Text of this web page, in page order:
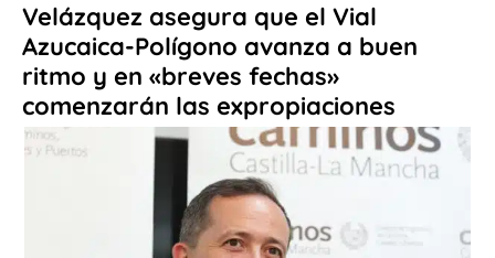
Velázquez asegura que el Vial
Azucaica-Polígono avanza a buen
ritmo y en «breves fechas»
comenzarán las expropiaciones